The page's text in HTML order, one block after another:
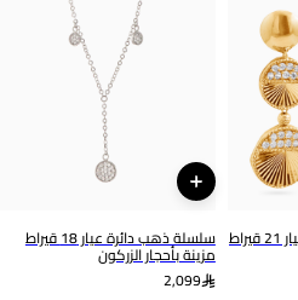
14
التشكيلة
ذهب لازوردي
رقم الموديل
21039790004
أقراط متدلية ذهب دائرة عيار 21 قيراط سلسلة ذهب دائرة عيار 18 قيراط
مزينة بأحجار الزركون
2,099